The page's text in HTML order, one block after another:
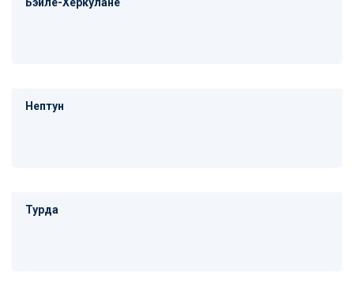
Нептун
Турда